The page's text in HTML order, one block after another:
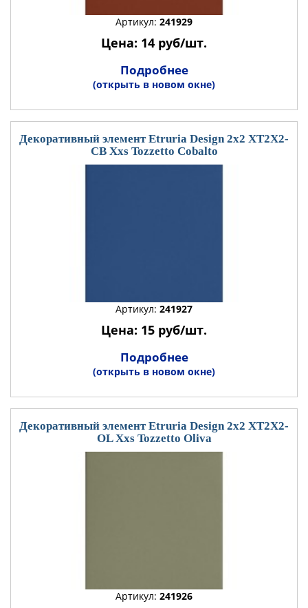
Артикул: 241929
Цена: 14 руб/шт.
Подробнее
(открыть в новом окне)
Декоративный элемент Etruria Design 2x2 XT2X2-
CB Xxs Tozzetto Cobalto
Артикул: 241927
Цена: 15 руб/шт.
Подробнее
(открыть в новом окне)
Декоративный элемент Etruria Design 2x2 XT2X2-
OL Xxs Tozzetto Oliva
Артикул: 241926